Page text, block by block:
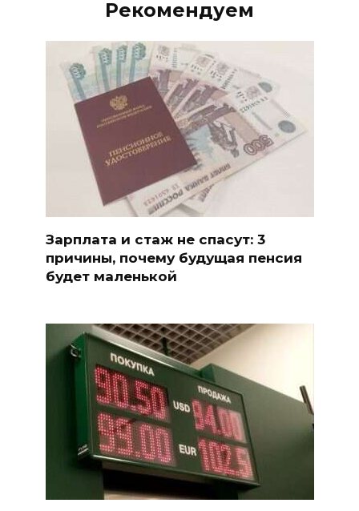
Рекомендуем
Зарплата и стаж не спасут: 3
причины, почему будущая пенсия
будет маленькой